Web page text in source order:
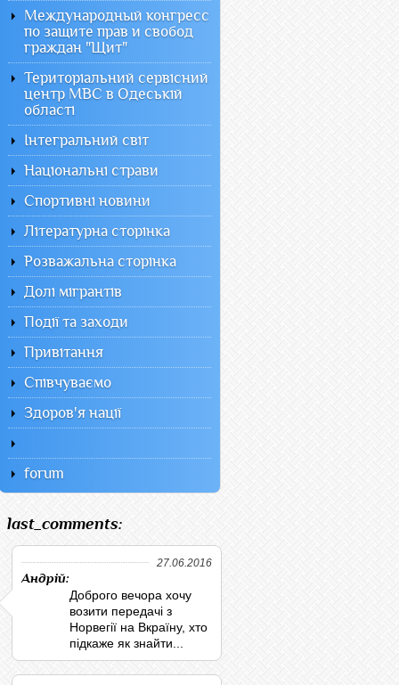
Международный конгресс
по защите прав и свобод
граждан "Щит"
Територіальний сервісний
центр МВС в Одеській
області
Інтегральний світ
Національні страви
Спортивні новини
Літературна сторінка
Розважальна сторінка
Долі мігрантів
Події та заходи
Привітання
Співчуваємо
Здоров'я нації
forum
last_comments:
27.06.2016
Андрій:
Доброго вечора хочу
возити передачі з
Норвегії на Вкраїну, хто
підкаже як знайти...